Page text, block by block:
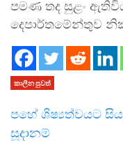
පමණ තද සුළං
දෙපාර්තමේන්තුව
කාලීන පුවත්
පහේ ශිෂ්‍යත්වයට
සූදානම්